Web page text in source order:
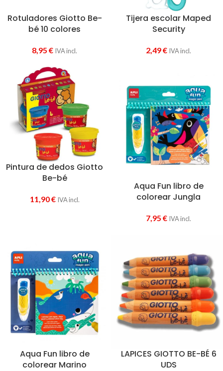
Rotuladores Giotto Be-
bé 10 colores
8,95 € IVA incl.
Tijera escolar Maped
Security
2,49€ IVA incl.
Pintura de dedos Giotto
Be-bé
11,90€ IVA incl.
Aqua Fun libro de
colorear Jungla
7,95 € IVA incl.
Aqua Fun libro de
colorear Marino
LAPICES GIOTTO BE-BÉ 6
UDS